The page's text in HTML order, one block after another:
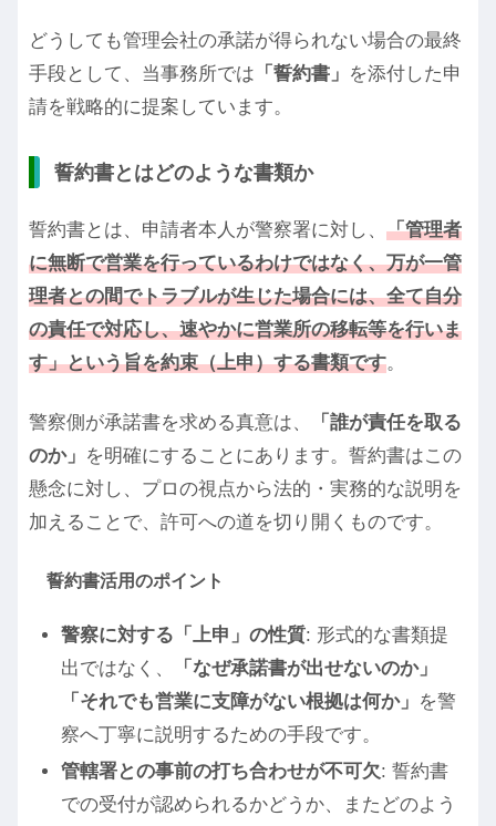
どうしても管理会社の承諾が得られない場合の最終
手段として、当事務所では 「誓約書」 を添付した申
請を戦略的に提案しています。
誓約書とはどのような書類か
誓約書とは、申請者本人が警察署に対し、 「管理者
に無断で営業を行っているわけではなく、万が一管
理者との間でトラブルが生じた場合には、全て自分
の責任で対応し、速やかに営業所の移転等を行いま
す」という旨を約束（上申）する書類です。
警察側が承諾書を求める真意は、
「誰が責任を取る
のか」 を明確にすることにあります。誓約書はこの
懸念に対し、プロの視点から法的・実務的な説明を
加えることで、許可への道を切り開くものです。
誓約書活用のポイント
警察に対する「上申」の性質: 形式的な書類提
出ではなく、
「なぜ承諾書が出せないのか」
「それでも営業に支障がない根拠は何か」 を警
察へ丁寧に説明するための手段です。
管轄署との事前の打ち合わせが不可欠: 誓約書
での受付が認められるかどうか、またどのよう